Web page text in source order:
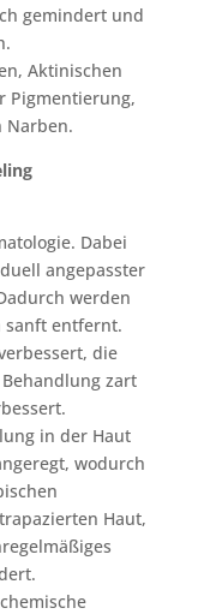
gemindert und
Aktinischen
Pigmentierung,
Narben.
Dabei
angepasster
werden
sanft entfernt.
die
zart
in der Haut
wodurch
Haut,